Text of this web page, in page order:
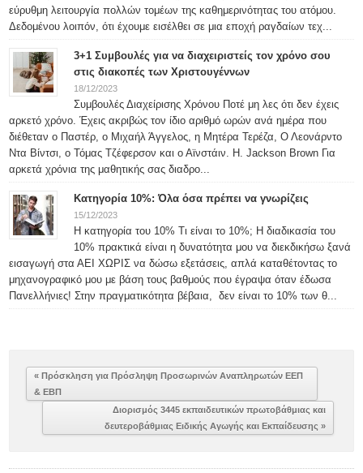
εύρυθμη λειτουργία πολλών τομέων της καθημερινότητας του ατόμου.
Δεδομένου λοιπόν, ότι έχουμε εισέλθει σε μια εποχή ραγδαίων τεχ...
3+1 Συμβουλές για να διαχειριστείς τον χρόνο σου
στις διακοπές των Χριστουγέννων
18/12/2023
Συμβουλές Διαχείρισης Χρόνου Ποτέ μη λες ότι δεν έχεις
αρκετό χρόνο. Έχεις ακριβώς τον ίδιο αριθμό ωρών ανά ημέρα που
διέθεταν ο Παστέρ, ο Μιχαήλ Άγγελος, η Μητέρα Τερέζα, Ο Λεονάρντο
Ντα Βίντσι, ο Τόμας Τζέφερσον και ο Αϊνστάιν. H. Jackson Brown Για
αρκετά χρόνια της μαθητικής σας διαδρο...
Κατηγορία 10%: Όλα όσα πρέπει να γνωρίζεις
15/12/2023
Η κατηγορία του 10% Τι είναι το 10%; Η διαδικασία του
10% πρακτικά είναι η δυνατότητα μου να διεκδικήσω ξανά
εισαγωγή στα ΑΕΙ ΧΩΡΙΣ να δώσω εξετάσεις, απλά καταθέτοντας το
μηχανογραφικό μου με βάση τους βαθμούς που έγραψα όταν έδωσα
Πανελλήνιες! Στην πραγματικότητα βέβαια, δεν είναι το 10% των θ...
« Πρόσκληση για Πρόσληψη Προσωρινών Αναπληρωτών ΕΕΠ
& ΕΒΠ
Διορισμός 3445 εκπαιδευτικών πρωτοβάθμιας και
δευτεροβάθμιας Ειδικής Αγωγής και Εκπαίδευσης »